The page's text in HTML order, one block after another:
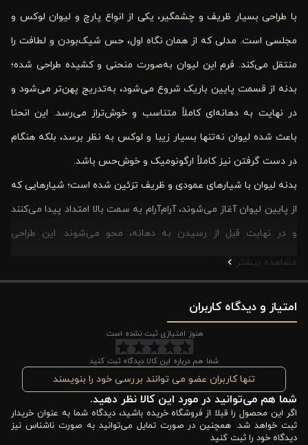
با طراحی بسیار ظریف و چشمگیر، یکی از انواع پارچ و لیوان لوکس و
مجلسی است. مدلی که از همان نگاه اول، حس شیک‌بودن و لطافت را
منتقل می‌کند. فرم این لیوان به‌صورت منحنی و کشیده طراحی شده؛
بدنه از قسمت پایین باریک شروع می‌شود، به‌تدریج پهن‌تر می‌شود و
در نهایت به دهانه‌ای کاملاً متناسب و خوش‌تراز می‌رسد. این انحنا
باعث شده لیوان نه‌تنها بسیار زیبا و لوکس به نظر برسد، بلکه هنگام
در دست گرفتن نیز کاملاً ارگونومیک و خوش‌حس باشد.
بدنه لیوان با شیارهای عمودی و ظریف تزئین شده است؛ شیارهایی که
از پایین لیوان آغاز می‌شوند، آرام‌آرام به سمت بالا امتداد پیدا می‌کنند
و در نهایت قبل از رسیدن به دهانه، محو می‌شوند. این طراحی
هوشمندانه باعث شده لیوان جلوه‌ای مینیمال، مدرن و درعین‌حال
کلاسیک داشته باشد؛ شکلی دقیقاً مناسب کسانی که به‌دنبال زیبایی
بدون اغراق هستند.
شفافیت بلور به‌گونه‌ای است که نور را به‌خوبی منعکس می‌کند و
بافت‌های عمودی بدنه، انعکاس‌ها را چند برابر زیباتر نشان می‌دهد.
نوشیدنی داخل لیوان (چه آب باشد، چه نوشیدنی‌های سرد یا دسرهای
مشاهده بیشتر
امتیاز و دیدگاه کاربران
هنوز امتیازی ثبت نشده است.
شما هم درباره این کالا دیدگاه ثبت کنید
تنها کاربران عضو می توانند بررسی خود را بنویسند
شما هم می‌توانید در مورد این کالا نظر دهید.
اگر این محصول را قبلا از فروشگاه خریده باشید، دیدگاه شما به عنوان خریدار
ثبت خواهد شد. همچنین در صورت تمایل می‌توانید به صورت ناشناس نیز
دیدگاه خود را ثبت کنید